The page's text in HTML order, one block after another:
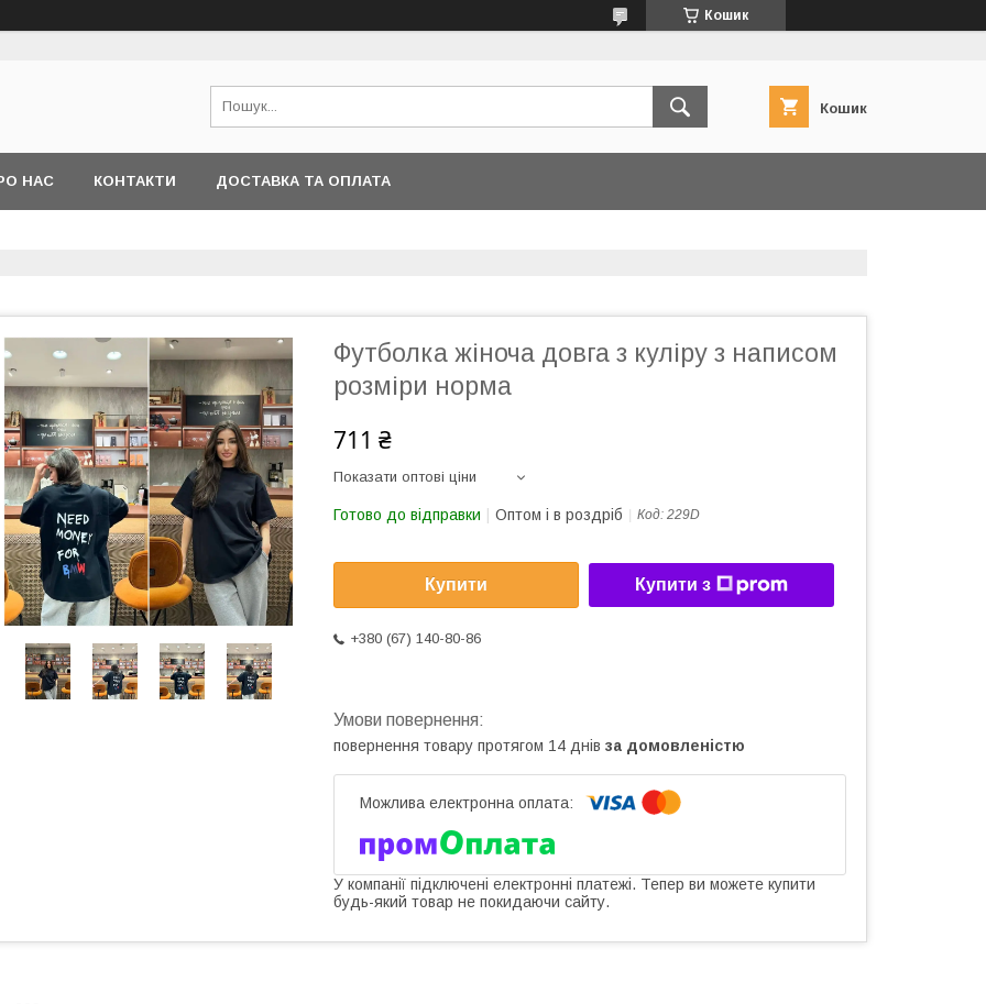
Кошик
Кошик
НАС КОНТАКТИ ДОСТАВКА ТА ОПЛАТА
Футболка жіноча довга з куліру з написом
розміри норма
711 ₴
Показати оптові ціни
Готово до відправки Оптом і в роздріб Код: 229D
Купити Купити з
+380 (67) 140-80-86
повернення товару протягом 14 днів за домовленістю
У компанії підключені електронні платежі. Тепер ви можете купити
будь-який товар не покидаючи сайту.